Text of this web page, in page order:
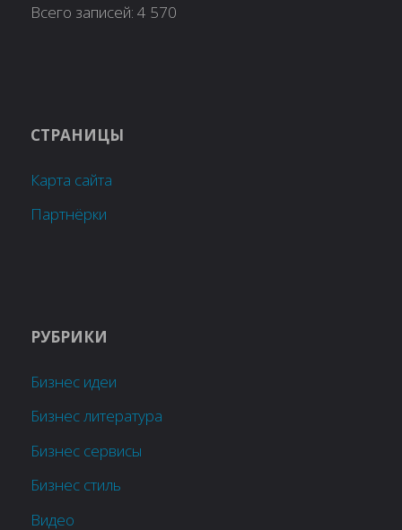
Всего записей:4 570
СТРАНИЦЫ
Карта сайта
Партнёрки
РУБРИКИ
Бизнес идеи
Бизнес литература
Бизнес сервисы
Бизнес стиль
Видео